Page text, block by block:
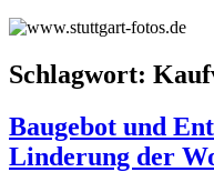
Schlagwort:
Baugebot und
Linderung der